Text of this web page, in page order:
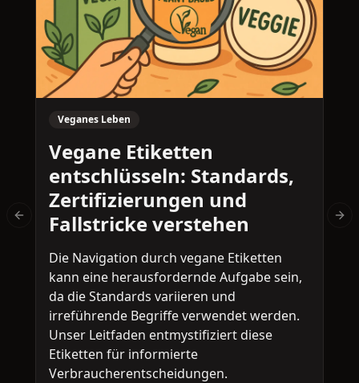
Veganes Leben
Vegane Etiketten
entschlüsseln: Standards,
Zertifizierungen und
Fallstricke verstehen
Die Navigation durch vegane Etiketten
kann eine herausfordernde Aufgabe sein,
da die Standards variieren und
irreführende Begriffe verwendet werden.
Unser Leitfaden entmystifiziert diese
Etiketten für informierte
Verbraucherentscheidungen.
Previous slide